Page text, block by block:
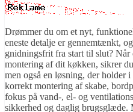
Drømmer du om et nyt,
eneste detalje er gennemtænkt,
gnidningsfrit fra start til slut?
montering af dit køkken, sikrer
men også en løsning, der holder
korrekt montering af skabe,
fokus på vand-, el- og
sikkerhed og daglig brugsglæde.